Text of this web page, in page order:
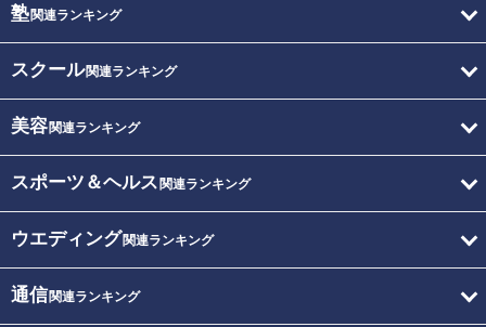
塾関連ランキング
スクール関連ランキング
美容関連ランキング
スポーツ＆ヘルス 関連ランキング
ウエディング関連ランキング
通信関連ランキング